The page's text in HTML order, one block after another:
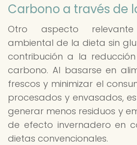
Carbono a través de
Otro aspecto
ambiental de la dieta sin
contribución a la
carbono. Al basarse en
frescos y minimizar el
procesados y envasados,
generar menos residuos y
de efecto invernadero en
dietas convencionales.